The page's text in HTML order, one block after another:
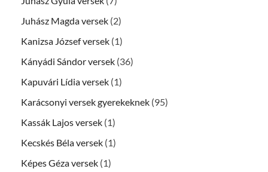
Juhász Magda versek (2)
Kanizsa József versek (1)
Kányádi Sándor versek (36)
Kapuvári Lídia versek (1)
Karácsonyi versek gyerekeknek (95)
Kassák Lajos versek (1)
Kecskés Béla versek (1)
Képes Géza versek (1)